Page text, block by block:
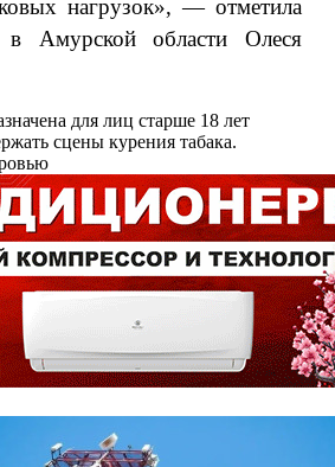
нагрузок», — отметила
Амурской области Олеся
для лиц старше 18 лет
сцены курения табака.